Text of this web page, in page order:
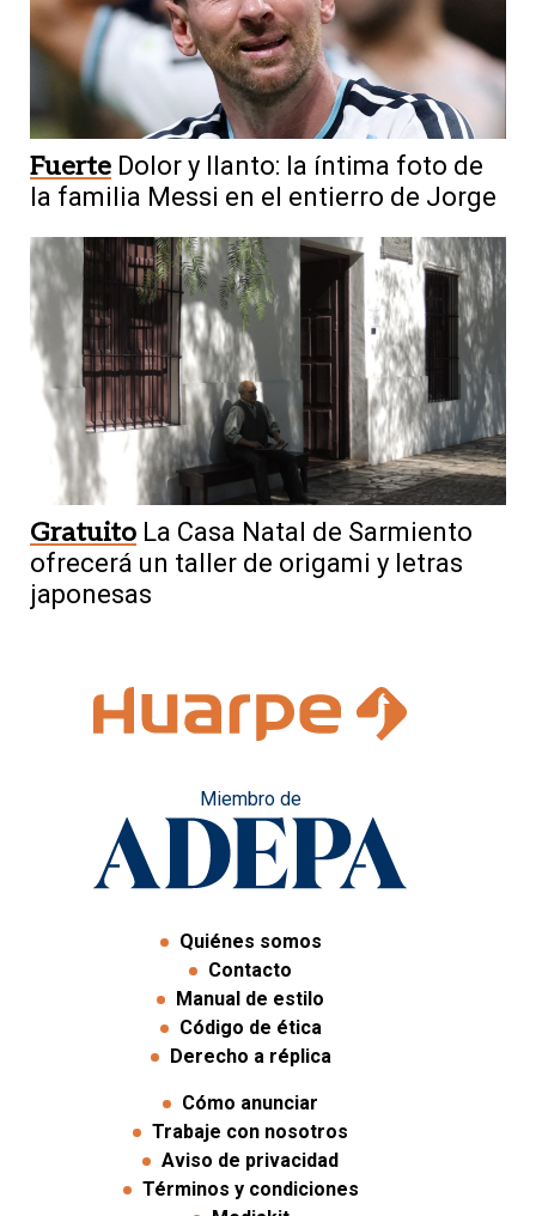
Fuerte Dolor y llanto: la íntima foto de
la familia Messi en el entierro de Jorge
Gratuito La Casa Natal de Sarmiento
ofrecerá un taller de origami y letras
japonesas
Miembro de
Quiénes somos
Contacto
Manual de estilo
Código de ética
Derecho a réplica
Cómo anunciar
Trabaje con nosotros
Aviso de privacidad
Términos y condiciones